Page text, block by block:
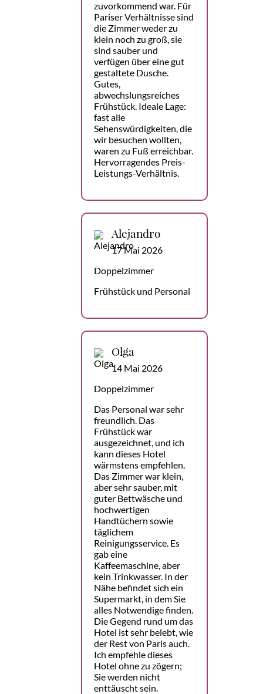
zuvorkommend war. Für
Pariser Verhältnisse sind
die Zimmer weder zu
klein noch zu groß, sie
sind sauber und
verfügen über eine gut
gestaltete Dusche.
Gutes,
abwechslungsreiches
Frühstück. Ideale Lage:
fast alle
Sehenswürdigkeiten, die
wir besuchen wollten,
waren zu Fuß erreichbar.
Hervorragendes Preis-
Leistungs-Verhältnis.
Alejandro
17 Mai 2026
Doppelzimmer
Frühstück und Personal
Olga
14 Mai 2026
Doppelzimmer
Das Personal war sehr
freundlich. Das
Frühstück war
ausgezeichnet, und ich
kann dieses Hotel
wärmstens empfehlen.
Das Zimmer war klein,
aber sehr sauber, mit
guter Bettwäsche und
hochwertigen
Handtüchern sowie
täglichem
Reinigungsservice. Es
gab eine
Kaffeemaschine, aber
kein Trinkwasser. In der
Nähe befindet sich ein
Supermarkt, in dem Sie
alles Notwendige finden.
Die Gegend rund um das
Hotel ist sehr belebt, wie
der Rest von Paris auch.
Ich empfehle dieses
Hotel ohne zu zögern;
Sie werden nicht
enttäuscht sein.